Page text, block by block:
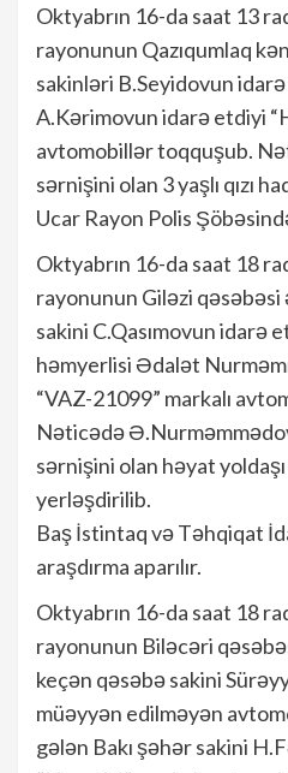
Oktyabrın 16-da saat 13
rayonunun Qazıqumlaq
sakinləri B.Seyidovun
A.Kərimovun idarə etdiyi
avtomobillər toqquşub.
sərnişini olan 3 yaşlı qızı
Ucar Rayon Polis
Oktyabrın 16-da saat 18
rayonunun Giləzi
sakini C.Qasımovun idarə
həmyerlisi Ədalət
“VAZ-21099” markalı
Nəticədə
sərnişini olan həyat
yerləşdirilib.
Baş İstintaq və Təhqiqat
araşdırma aparılır.
Oktyabrın 16-da saat 18
rayonunun Biləcəri
keçən qəsəbə sakini
müəyyən edilməyən
gələn Bakı şəhər sakini